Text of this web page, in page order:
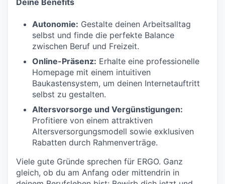
Autonomie: Gestalte deinen Arbeitsalltag
selbst und finde die perfekte Balance
zwischen Beruf und Freizeit.
Online-Präsenz: Erhalte eine professionelle
Homepage mit einem intuitiven
Baukastensystem, um deinen Internetauftritt
selbst zu gestalten.
Altersvorsorge und Vergünstigungen:
Profitiere von einem attraktiven
Altersversorgungsmodell sowie exklusiven
Rabatten durch Rahmenverträge.
Viele gute Gründe sprechen für ERGO. Ganz
gleich, ob du am Anfang oder mittendrin in